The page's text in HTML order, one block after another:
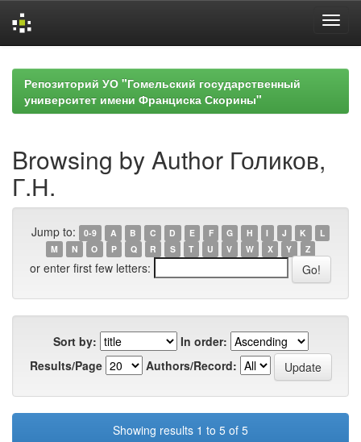
navigationРепозиторий УО "Гомельский государственный
университет имени Франциска Скорины"
Browsing by Author Голиков,
Г.Н.
Jump to: 0-9 A B C D E F G H I J K
L
M
N O P Q R S T U V W X Y Z
or enter first few letters:
Sort by:
In order:
Results/Page
Authors/Record:
Showing results 1 to 5 of 5